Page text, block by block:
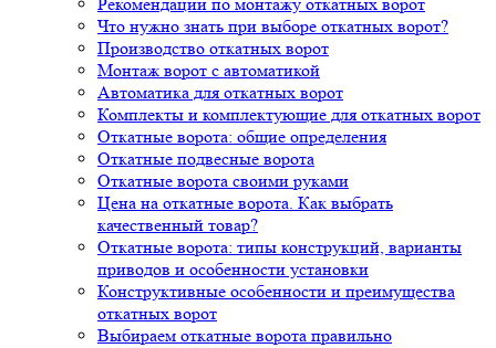
Что нужно знать при выборе откатных ворот?
Производство откатных ворот
Монтаж ворот с автоматикой
Автоматика для откатных ворот
Комплекты и комплектующие для откатных ворот
Откатные ворота: общие определения
Откатные подвесные ворота
Откатные ворота своими руками
Цена на откатные ворота. Как выбрать
качественный товар?
Откатные ворота: типы конструкций, варианты
приводов и особенности установки
Конструктивные особенности и преимущества
откатных ворот
Выбираем откатные ворота правильно